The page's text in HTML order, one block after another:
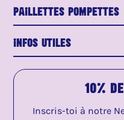
PaIllettes Pompettes
Infos utiles
10%
Inscris-toi à notre